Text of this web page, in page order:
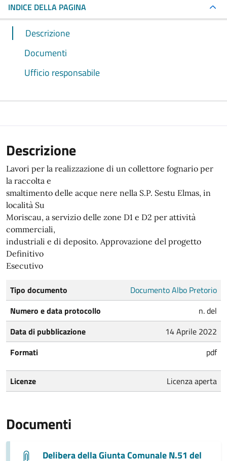
INDICE DELLA PAGINA
Descrizione
Documenti
Ufficio responsabile
Descrizione
Lavori per la realizzazione di un collettore fognario per
la raccolta e
smaltimento delle acque nere nella S.P. Sestu Elmas, in
località Su
Moriscau, a servizio delle zone D1 e D2 per attività
commerciali,
industriali e di deposito. Approvazione del progetto
Definitivo
Esecutivo
Tipo documento
Documento Albo Pretorio
Numero e data protocollo
n. del
Data di pubblicazione
14 Aprile 2022
Formati
pdf
Licenze Licenza aperta
Documenti
Delibera della Giunta Comunale N.51 del